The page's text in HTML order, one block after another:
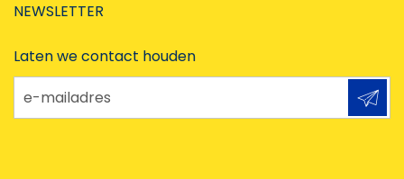
NEWSLETTER
Laten we contact houden
e-mailadres